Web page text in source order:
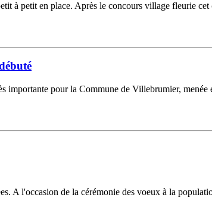
à petit en place. Après le concours village fleurie
pour la Commune de Villebrumier, menée
A l'occasion de la cérémonie des voeux à la